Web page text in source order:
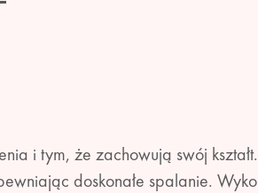
i tym, że zachowują swój
doskonałe spalanie.